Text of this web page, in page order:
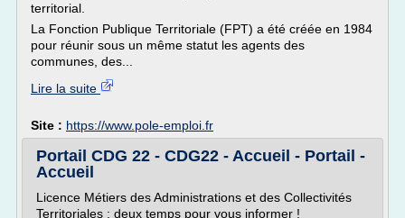
territorial.
La Fonction Publique Territoriale (FPT) a été créée en 1984
pour réunir sous un même statut les agents des
communes, des...
Lire la suite
Site : https://www.pole-emploi.fr
Portail CDG 22 - CDG22 - Accueil - Portail -
Accueil
Licence Métiers des Administrations et des Collectivités
Territoriales : deux temps pour vous informer !